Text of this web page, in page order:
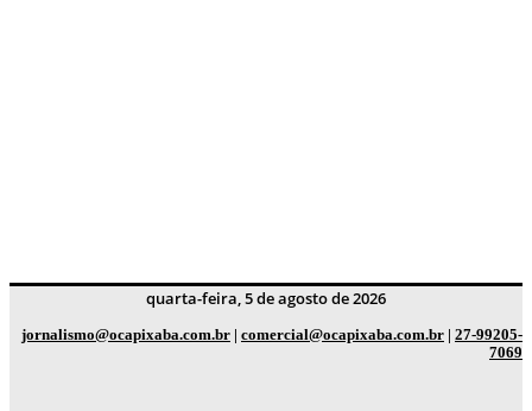
quarta-feira, 5 de agosto de 2026
jornalismo@ocapixaba.com.br | comercial@ocapixaba.com.br | 27-99205-
7069